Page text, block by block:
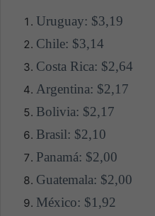
Uruguay: $3,19
Chile: $3,14
Costa Rica: $2,64
Argentina: $2,17
Bolivia: $2,17
Brasil: $2,10
Panamá: $2,00
Guatemala: $2,00
México: $1,92